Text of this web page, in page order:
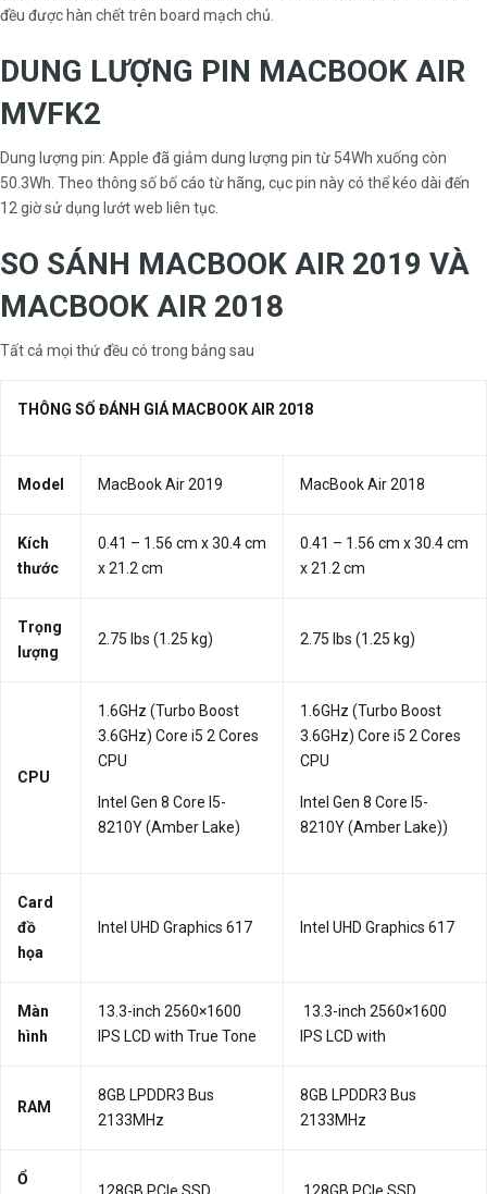
đều được hàn chết trên board mạch chủ.
DUNG LƯỢNG PIN MACBOOK AIR
MVFK2
Dung lượng pin: Apple đã giảm dung lượng pin từ 54Wh xuống còn
50.3Wh. Theo thông số bố cáo từ hãng, cục pin này có thể kéo dài đến
12 giờ sử dụng lướt web liên tục.
SO SÁNH MACBOOK AIR 2019 VÀ
MACBOOK AIR 2018
Tất cả mọi thứ đều có trong bảng sau
THÔNG SỐ ĐÁNH GIÁ MACBOOK AIR 2018
Model MacBook Air 2019 MacBook Air 2018
Kích
thước
0.41 – 1.56 cm x 30.4 cm
x 21.2 cm
0.41 – 1.56 cm x 30.4 cm
x 21.2 cm
Trọng
lượng
2.75 lbs (1.25 kg) 2.75 lbs (1.25 kg)
CPU
1.6GHz (Turbo Boost
3.6GHz) Core i5 2 Cores
CPU
Intel Gen 8 Core I5-
8210Y (Amber Lake)
1.6GHz (Turbo Boost
3.6GHz) Core i5 2 Cores
CPU
Intel Gen 8 Core I5-
8210Y (Amber Lake))
Card
đồ
họa
Intel UHD Graphics 617 Intel UHD Graphics 617
Màn
hình
13.3-inch 2560×1600
IPS LCD with True Tone
13.3-inch 2560×1600
IPS LCD with
RAM
8GB LPDDR3 Bus
2133MHz
8GB LPDDR3 Bus
2133MHz
Ổ
128GB PCIe SSD 128GB PCIe SSD